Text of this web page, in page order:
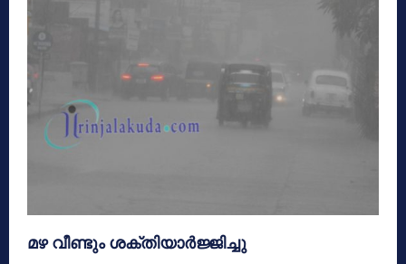
മഴ വീണ്ടും ശക്തിയാര്‍ജ്ജിച്ചു